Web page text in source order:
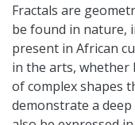
Fractals are
be found in nature,
present in African
in the arts, whether
of complex shapes
demonstrate a